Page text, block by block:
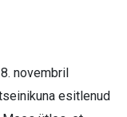
novembril
esitlenud